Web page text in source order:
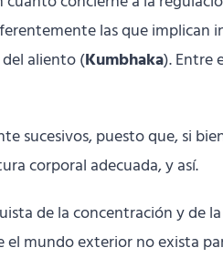
las que implican
aliento (Kumbhaka). Entre
sucesivos, puesto que, si
corporal adecuada, y así.
de la concentración y de
el mundo exterior no exista